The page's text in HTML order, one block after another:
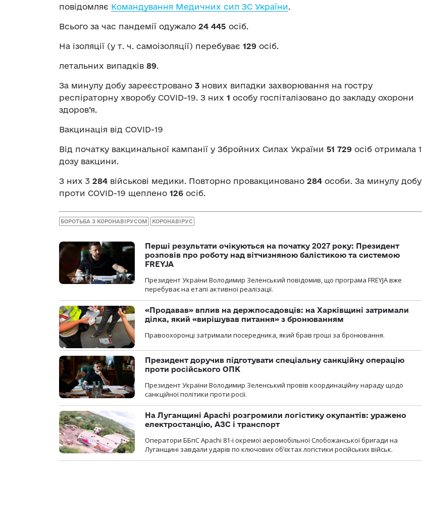
повідомляє Командування Медичних сил ЗС України.
Всього за час пандемії одужало 24 445 осіб.
На ізоляції (у т. ч. самоізоляції) перебуває 129 осіб.
летальних випадків 89.
За минулу добу зареєстровано 3 нових випадки захворювання на гостру
респіраторну хворобу COVID-19. З них 1 особу госпіталізовано до закладу охорони
здоров’я.
Вакцинація від COVID-19
Від початку вакцинальної кампанії у Збройних Силах України 51 729 осіб отримала 1
дозу вакцини.
З них 3 284 військові медики. Повторно провакциновано 284 особи. За минулу добу
проти COVID-19 щеплено 126 осіб.
БОРОТЬБА З КОРОНАВІРУСОМ КОРОНАВІРУС
Перші результати очікуються на початку 2027 року: Президент
розповів про роботу над вітчизняною балістикою та системою
FREYJA
Президент України Володимир Зеленський повідомив, що програма FREYJA вже
перебуває на етапі активної реалізації.
«Продавав» вплив на держпосадовців: на Харківщині затримали
ділка, який «вирішував питання» з бронюванням
Правоохоронці затримали посередника, який брав гроші за бронювання.
Президент доручив підготувати спеціальну санкційну операцію
проти російського ОПК
Президент України Володимир Зеленський провів координаційну нараду щодо
санкційної політики проти росії.
На Луганщині Apachi розгромили логістику окупантів: уражено
електростанцію, АЗС і транспорт
Оператори ББпС Apachi 81-ї окремої аеромобільної Слобожанської бригади на
Луганщині завдали ударів по ключових об’єктах логістики російських військ.